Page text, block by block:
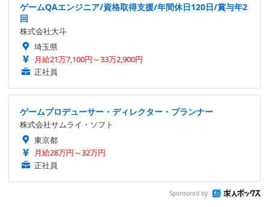
ゲームQAエンジニア/資格取得支援/年間休日120日/賞与年2
回
株式会社大斗
埼玉県
月給21万7,100円～33万2,900円
正社員
ゲームプロデューサー・ディレクター・プランナー
株式会社サムライ・ソフト
東京都
月給28万円～32万円
正社員
Sponsored by